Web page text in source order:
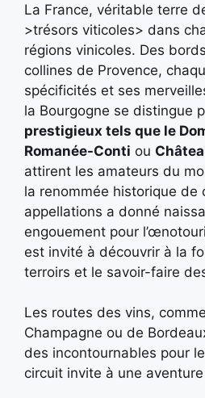
La France, véritable terre
>trésors viticoles> dans
régions vinicoles. Des
collines de Provence,
spécificités et ses
la Bourgogne se distingue
prestigieux tels que le
Romanée-Conti ou
attirent les amateurs du
la renommée historique de
appellations a donné
engouement pour
est invité à découvrir à la
terroirs et le savoir-faire
Les routes des vins,
Champagne ou de
des incontournables pour
circuit invite à une